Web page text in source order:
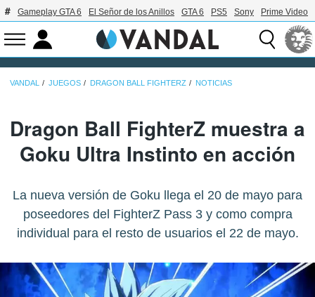
Gameplay GTA 6 El Señor de los Anillos GTA 6 PS5 Sony Prime Video
VANDAL JUEGOS DRAGON BALL FIGHTERZ NOTICIAS
Dragon Ball FighterZ muestra a
Goku Ultra Instinto en acción
La nueva versión de Goku llega el 20 de mayo para
poseedores del FighterZ Pass 3 y como compra
individual para el resto de usuarios el 22 de mayo.